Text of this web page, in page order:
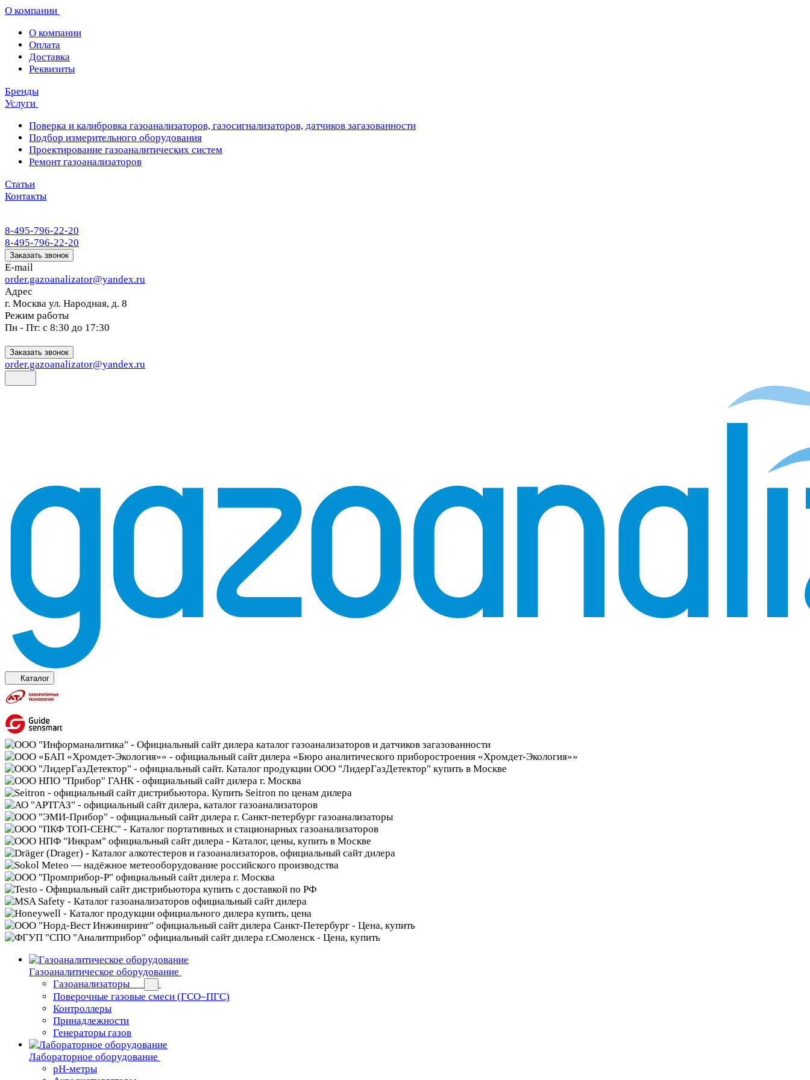
О компании
О компании
Оплата
Доставка
Реквизиты
Бренды
Услуги
Поверка и калибровка газоанализаторов, газосигнализаторов, датчиков загазованности
Подбор измерительного оборудования
Проектирование газоаналитических систем
Ремонт газоанализаторов
Статьи
Контакты
8-495-796-22-20
8-495-796-22-20
Заказать звонок
E-mail
order.gazoanalizator@yandex.ru
Адрес
г. Москва ул. Народная, д. 8
Режим работы
Пн - Пт: с 8:30 до 17:30
Заказать звонок
order.gazoanalizator@yandex.ru
Каталог
Газоаналитическое оборудование
Газоанализаторы
Поверочные газовые смеси (ГСО–ПГС)
Контроллеры
Принадлежности
Генераторы газов
Лабораторное оборудование
pH-метры